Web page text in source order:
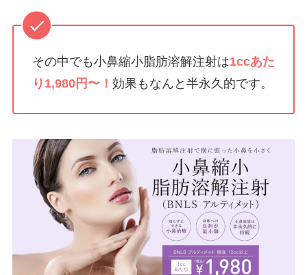
その中でも小鼻縮小脂肪溶解注射は1ccあた
り1,980円〜！ 効果もなんと半永久的です。